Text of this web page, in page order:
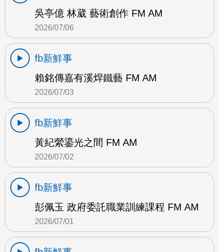
吳亭億 林葳 藝術創作 FM AM
2026/07/06
fb新鮮事
賴銘傳嘉有溪焊鐵藝 FM AM
2026/07/03
fb新鮮事
黃紀縈鎏光之間 FM AM
2026/07/02
fb新鮮事
彭佩玉 政府委託職業訓練課程 FM AM
2026/07/01